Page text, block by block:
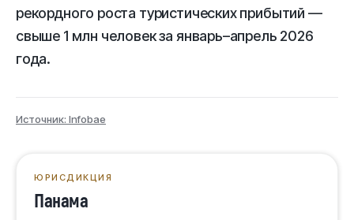
рекордного роста туристических прибытий —
свыше 1 млн человек за январь–апрель 2026
года.
Источник: Infobae
ЮРИСДИКЦИЯ
Панама